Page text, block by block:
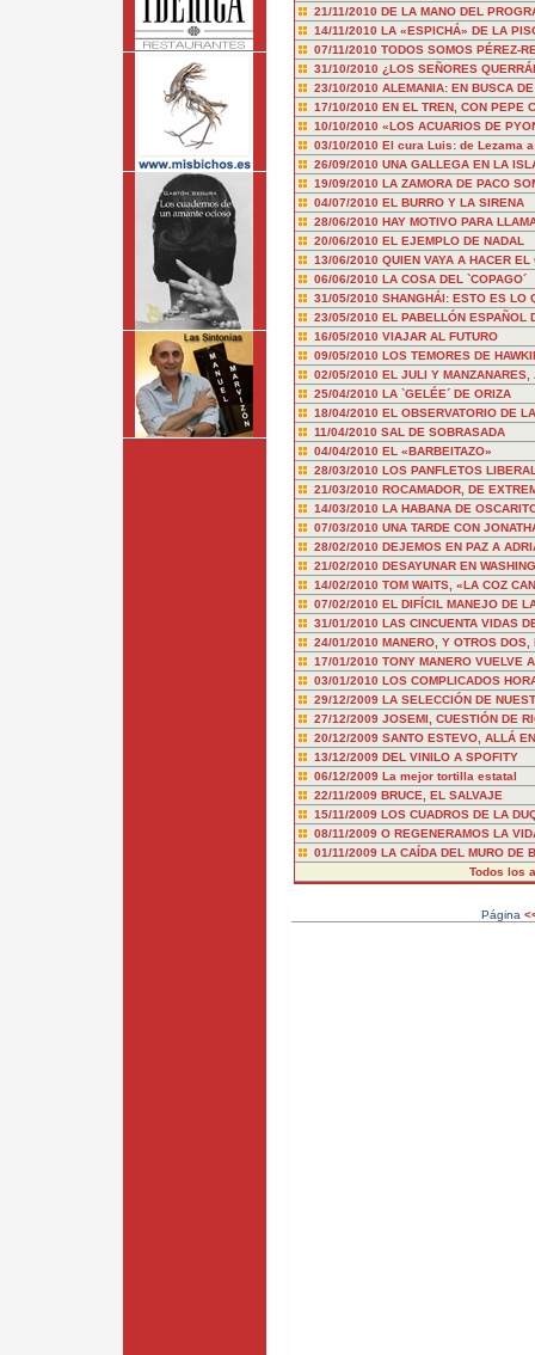
21/11/2010 DE LA MANO DEL
14/11/2010 LA «ESPICHÁ» DE LA
07/11/2010 TODOS SOMOS PÉREZ-
31/10/2010 ¿LOS SEÑORES
23/10/2010 ALEMANIA: EN BUSCA
17/10/2010 EN EL TREN, CON PEPE
10/10/2010 «LOS ACUARIOS DE
03/10/2010 El cura Luis: de Lezama
26/09/2010 UNA GALLEGA EN LA
19/09/2010 LA ZAMORA DE PACO
04/07/2010 EL BURRO Y LA SIRENA
28/06/2010 HAY MOTIVO PARA
20/06/2010 EL EJEMPLO DE NADAL
13/06/2010 QUIEN VAYA A HACER EL
06/06/2010 LA COSA DEL `COPAGO´
31/05/2010 SHANGHÁI: ESTO ES LO
23/05/2010 EL PABELLÓN ESPAÑOL
16/05/2010 VIAJAR AL FUTURO
09/05/2010 LOS TEMORES DE
02/05/2010 EL JULI Y
25/04/2010 LA `GELÉE´ DE ORIZA
18/04/2010 EL OBSERVATORIO DE
11/04/2010 SAL DE SOBRASADA
04/04/2010 EL «BARBEITAZO»
28/03/2010 LOS PANFLETOS
21/03/2010 ROCAMADOR, DE
14/03/2010 LA HABANA DE
07/03/2010 UNA TARDE CON
28/02/2010 DEJEMOS EN PAZ A
21/02/2010 DESAYUNAR EN
14/02/2010 TOM WAITS, «LA COZ
07/02/2010 EL DIFÍCIL MANEJO DE
31/01/2010 LAS CINCUENTA VIDAS
24/01/2010 MANERO, Y OTROS DOS,
17/01/2010 TONY MANERO VUELVE
03/01/2010 LOS COMPLICADOS
29/12/2009 LA SELECCIÓN DE
27/12/2009 JOSEMI, CUESTIÓN DE
20/12/2009 SANTO ESTEVO, ALLÁ
13/12/2009 DEL VINILO A SPOFITY
06/12/2009 La mejor tortilla estatal
22/11/2009 BRUCE, EL SALVAJE
15/11/2009 LOS CUADROS DE LA
08/11/2009 O REGENERAMOS LA
01/11/2009 LA CAÍDA DEL MURO DE
Todos los
Página